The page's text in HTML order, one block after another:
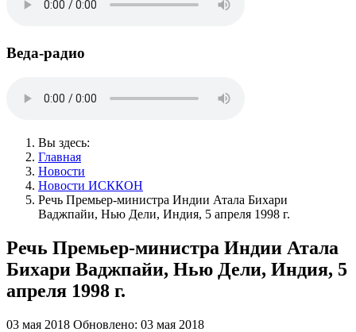
Веда-радио
Вы здесь:
Главная
Новости
Новости ИСККОН
Речь Премьер-министра Индии Атала Бихари
Ваджпайи, Нью Дели, Индия, 5 апреля 1998 г.
Речь Премьер-министра Индии Атала
Бихари Ваджпайи, Нью Дели, Индия, 5
апреля 1998 г.
03 мая 2018 Обновлено: 03 мая 2018